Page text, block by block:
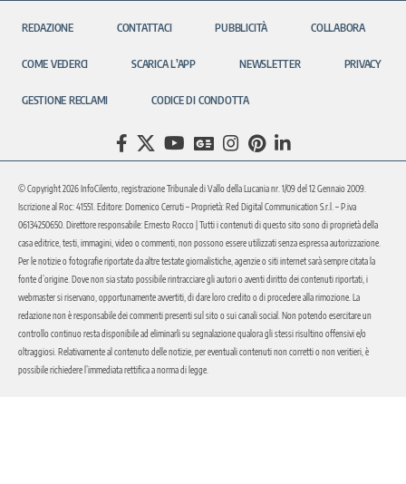
REDAZIONE CONTATTACI PUBBLICITÀ COLLABORA
COME VEDERCI SCARICA L’APP NEWSLETTER PRIVACY
GESTIONE RECLAMI CODICE DI CONDOTTA
© Copyright 2026 InfoCilento, registrazione Tribunale di Vallo della Lucania nr. 1/09 del 12 Gennaio 2009.
Iscrizione al Roc: 41551. Editore: Domenico Cerruti – Proprietà: Red Digital Communication S.r.l. – P.iva
06134250650. Direttore responsabile: Ernesto Rocco | Tutti i contenuti di questo sito sono di proprietà della
casa editrice, testi, immagini, video o commenti, non possono essere utilizzati senza espressa autorizzazione.
Per le notizie o fotografie riportate da altre testate giornalistiche, agenzie o siti internet sarà sempre citata la
fonte d’origine. Dove non sia stato possibile rintracciare gli autori o aventi diritto dei contenuti riportati, i
webmaster si riservano, opportunamente avvertiti, di dare loro credito o di procedere alla rimozione. La
redazione non è responsabile dei commenti presenti sul sito o sui canali social. Non potendo esercitare un
controllo continuo resta disponibile ad eliminarli su segnalazione qualora gli stessi risultino offensivi e/o
oltraggiosi. Relativamente al contenuto delle notizie, per eventuali contenuti non corretti o non veritieri, è
possibile richiedere l’immediata rettifica a norma di legge.